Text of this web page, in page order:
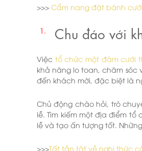
>>> Cẩm nang đặt bánh
Chu đáo với
Việc tổ chức một đám cưới
khả năng lo toan, chăm sóc
đến khách mời, đặc biệt là
Chủ động chào hỏi, trò
lễ. Tìm kiếm một địa điểm
lễ và tạo ấn tượng tốt.
>>>Tất tần tật về nghi thức